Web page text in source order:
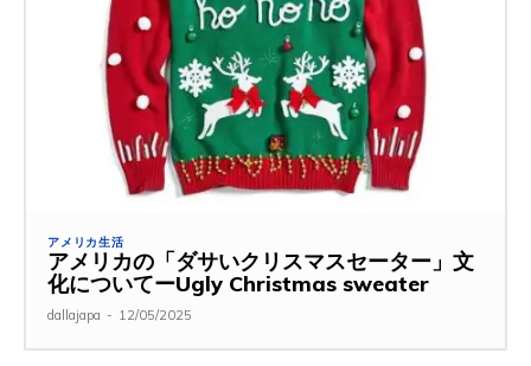
アメリカ生活
アメリカの「ダサいクリスマスセーター」文
化についてーUgly Christmas sweater
dallajapa - 12/05/2025